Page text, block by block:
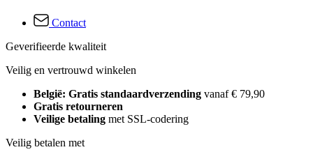
Contact
Geverifieerde kwaliteit
Veilig en vertrouwd winkelen
België: Gratis standaardverzending vanaf € 79,90
Gratis retourneren
Veilige betaling met SSL-codering
Veilig betalen met